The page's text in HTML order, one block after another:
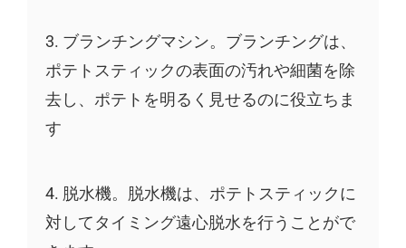
3. ブランチングマシン。ブランチングは、
ポテトスティックの表面の汚れや細菌を除
去し、ポテトを明るく見せるのに役立ちま
す
4. 脱水機。脱水機は、ポテトスティックに
対してタイミング遠心脱水を行うことがで